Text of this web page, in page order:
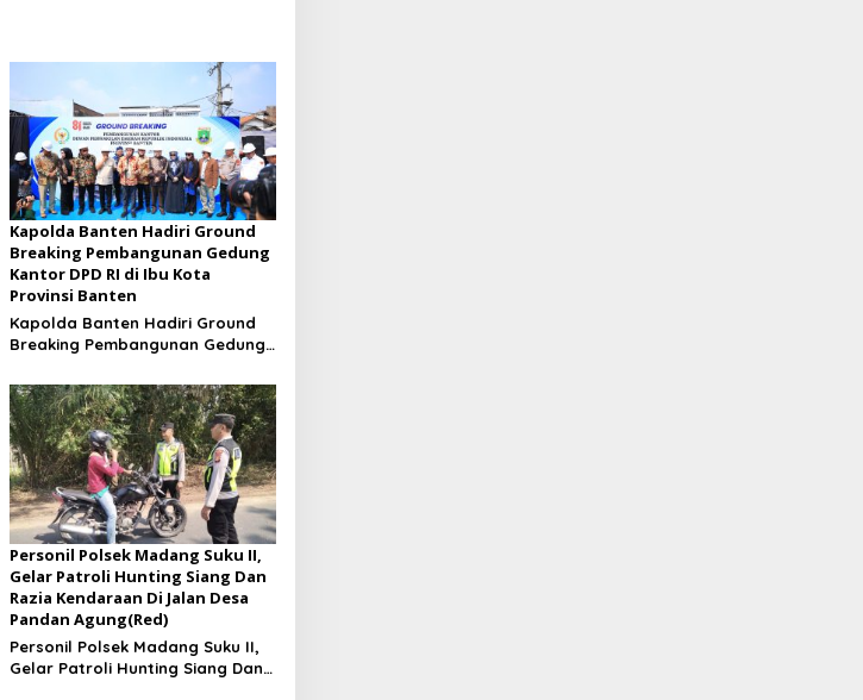
Kapolda Banten Hadiri Ground
Breaking Pembangunan Gedung
Kantor DPD RI di Ibu Kota
Provinsi Banten
Kapolda Banten Hadiri Ground
Breaking Pembangunan Gedung
Provinsi Banten
Personil Polsek Madang Suku II,
Gelar Patroli Hunting Siang Dan
Razia Kendaraan Di Jalan Desa
Pandan Agung(Red)
Personil Polsek Madang Suku II,
Gelar Patroli Hunting Siang Dan